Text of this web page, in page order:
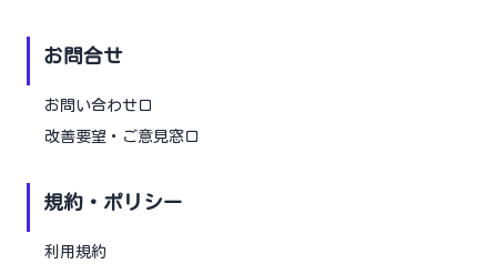
お問合せ
お問い合わせ口
改善要望・ご意見窓口
規約・ポリシー
利用規約